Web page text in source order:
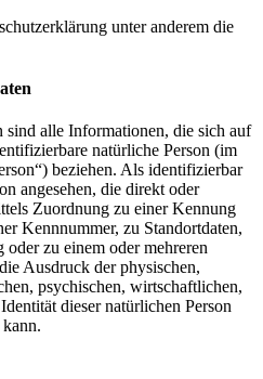
unter anderem die
sind alle Informationen, die sich auf
natürliche Person (im
beziehen. Als identifizierbar
angesehen, die direkt oder
Zuordnung zu einer Kennung
Kennnummer, zu Standortdaten,
zu einem oder mehreren
Ausdruck der physischen,
psychischen, wirtschaftlichen,
dieser natürlichen Person